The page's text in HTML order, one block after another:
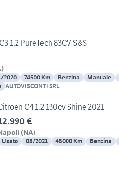
1.2 PureTech 83CV S&S
)
2020 74500 Km Benzina Manuale
AUTOVISCONTI SRL
C4 1.2 130cv Shine 2021
€
(NA)
Usato 08/2021 45000 Km Benzina